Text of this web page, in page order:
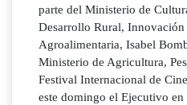
parte del Ministerio de
Desarrollo Rural,
Agroalimentaria, Isabel
Ministerio de Agricultura,
Festival Internacional de
este domingo el Ejecutivo